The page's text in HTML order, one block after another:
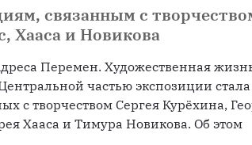
связанным с
Хааса и Новикова
Перемен. Художественная
частью экспозиции стала
с творчеством Сергея Курёхина,
Хааса и Тимура Новикова. Об этом